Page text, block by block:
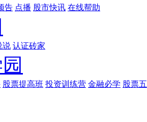
告 点播 股市快讯 在线帮助
说 认证砖家
股票提高班 投资训练营 金融必学 股票